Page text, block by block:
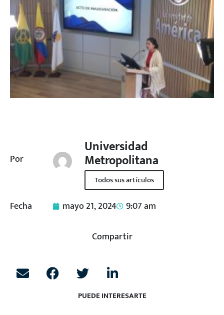
Por
Universidad
Metropolitana
Todos sus artículos
Fecha mayo 21, 2024 9:07 am
Compartir
PUEDE INTERESARTE